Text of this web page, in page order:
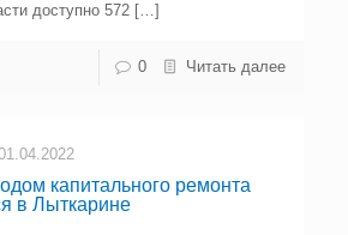
доступно 572 […]
0 Читать далее
капитального ремонта
в Лыткарине